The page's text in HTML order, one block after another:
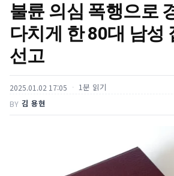
불륜 의심 폭행으로
다치게 한 80대 남성
선고
2025.01.02 17:05 1분 읽기
BY 김 용현